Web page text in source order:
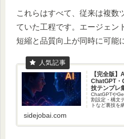
これらはすべて、従来は複数
ていた工程です。エージェン
短縮と品質向上が同時に可能
【完全版】
ChatGPT・
技テンプレ
ChatGPTや
割設定・構文
トなど裏技を
sidejobai.com